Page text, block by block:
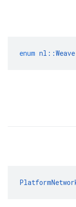
enum nl ::Weave